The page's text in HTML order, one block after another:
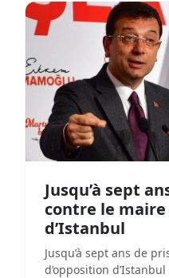
Jusqu’à sept
contre le maire
d’Istanbul
Jusqu’à sept ans de
d’opposition